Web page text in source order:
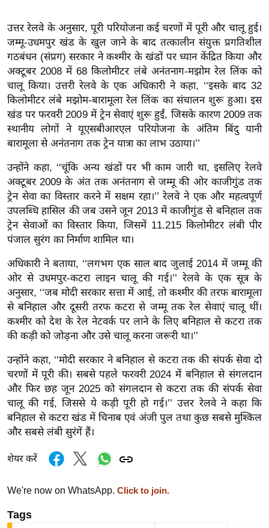
ज
ग
त
ऑ
टो
व
र्ल्ड
न्यू
ब्री
फ
म
नो
रं
न
ज
ग
बॉ
वु
ड
हॉ
ली
वु
फि
स
मी
उत्तर रेलवे के अनुसार, पूरी परियोजना कई चरणों में पूरी और चालू हुई।
जम्मू-उधमपुर खंड के खुल जाने के बाद तत्कालीन संयुक्त प्रगतिशील
गठबंधन (संप्रग) सरकार ने कश्मीर के खंडों पर ध्यान केंद्रित किया और
अक्टूबर 2008 में 68 किलोमीटर लंबे अनंतनाग-मझोम रेल लिंक को
चालू किया। उत्तरी रेलवे के एक अधिकारी ने कहा, ‘‘इसके बाद 32
किलोमीटर लंबे मझोम-बारामूला रेल लिंक का संचालन शुरू हुआ। इस
खंड पर फरवरी 2009 में ट्रेन सेवाएं शुरू हुईं, जिसके कारण 2009 तक
स्थानीय लोगों ने यूएसबीआरएल परियोजना के अंतिम बिंदु यानी
बारामूला से अनंतनाग तक ट्रेन यात्रा का लाभ उठाया।’’
उन्होंने कहा, ‘‘चूंकि अन्य खंडों पर भी काम जारी था, इसलिए रेलवे
अक्टूबर 2009 के अंत तक अनंतनाग से जम्मू की ओर काजीगुंड तक
ट्रेन सेवा का विस्तार करने में सक्षम रहा।’’ रेलवे ने एक और महत्वपूर्ण
उपलब्धि हासिल की जब उसने जून 2013 में काजीगुंड से बनिहाल तक
ट्रेन सेवाओं का विस्तार किया, जिसमें 11.215 किलोमीटर लंबी पीर
पंजाल सुरंग का निर्माण शामिल था।
अधिकारी ने बताया, ‘‘लगभग एक साल बाद जुलाई 2014 में जम्मू की
ओर से उधमपुर-कटरा लाइन चालू की गई।’’ रेलवे के एक सूत्र के
अनुसार, ‘‘जब मोदी सरकार सत्ता में आई, तो कश्मीर की तरफ बारामूला
से बनिहाल और दूसरी तरफ कटरा से जम्मू तक रेल सेवाएं चालू थीं।
कश्मीर को देश के रेल नेटवर्क पर लाने के लिए बनिहाल से कटरा तक
की कड़ी को जोड़ना और उसे चालू करना जरूरी था।’’
उन्होंने कहा, ‘‘मोदी सरकार ने बनिहाल से कटरा तक की संपर्क सेवा दो
चरणों में पूरी की। सबसे पहले फरवरी 2024 में बनिहाल से संगलदान
और फिर छह जून 2025 को संगलदान से कटरा तक की संपर्क सेवा
चालू की गई, जिससे ये कड़ी पूरी हो गई।’’ उत्तर रेलवे ने कहा कि
बनिहाल से कटरा खंड में चिनाब एवं अंजी पुल तथा कुछ सबसे मुश्किल
और सबसे लंबी सुरंगें हैं।
शेयर करें
We're now on WhatsApp. Click to join.
Tags